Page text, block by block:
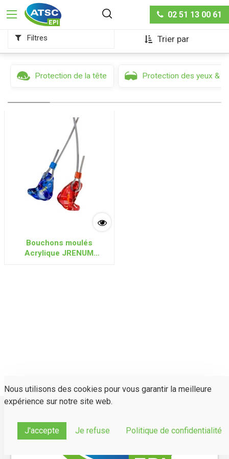
02 51 13 00 61
Protection auditive Bouchons sur-mesure
Filtres Trier par
Protection de la tête Protection des yeux &
Bouchons moulés
Acrylique JRENUM
Nous utilisons des cookies pour vous garantir la meilleure
expérience sur notre site web.
J'accepte Je refuse Politique de confidentialité